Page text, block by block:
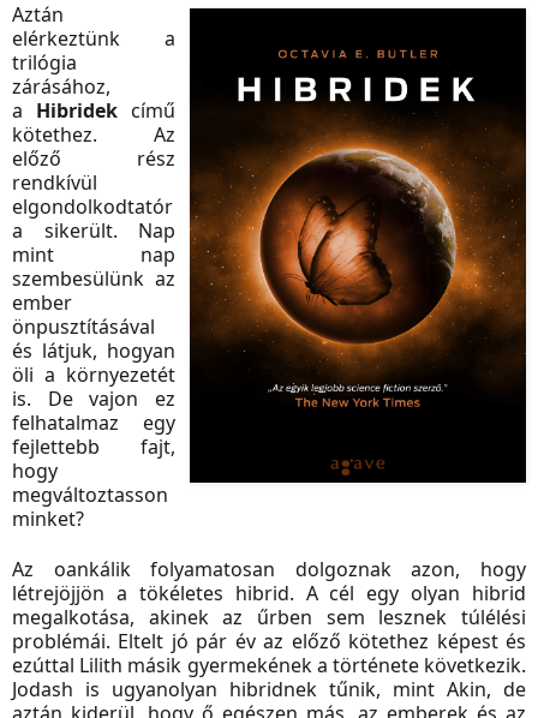
Aztán
elérkeztünk a
trilógia
zárásához,
a Hibridek című
kötethez. Az
előző rész
rendkívül
elgondolkodtatór
a sikerült. Nap
mint nap
szembesülünk az
ember
önpusztításával
és látjuk, hogyan
öli a környezetét
is. De vajon ez
felhatalmaz egy
fejlettebb fajt,
hogy
megváltoztasson
minket?
Az oankálik folyamatosan dolgoznak azon, hogy
létrejöjjön a tökéletes hibrid. A cél egy olyan hibrid
megalkotása, akinek az űrben sem lesznek túlélési
problémái. Eltelt jó pár év az előző kötethez képest és
ezúttal Lilith másik gyermekének a története következik.
Jodash is ugyanolyan hibridnek tűnik, mint Akin, de